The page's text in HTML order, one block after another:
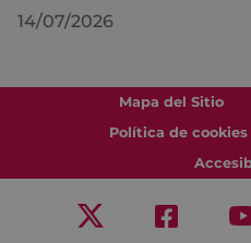
14/07/2026
Mapa del Sitio
Política de cookies